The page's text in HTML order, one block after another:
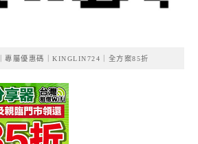
專屬優惠碼｜KINGLIN724｜全方案85折